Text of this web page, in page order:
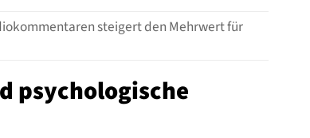
steigert den Mehrwert für
psychologische